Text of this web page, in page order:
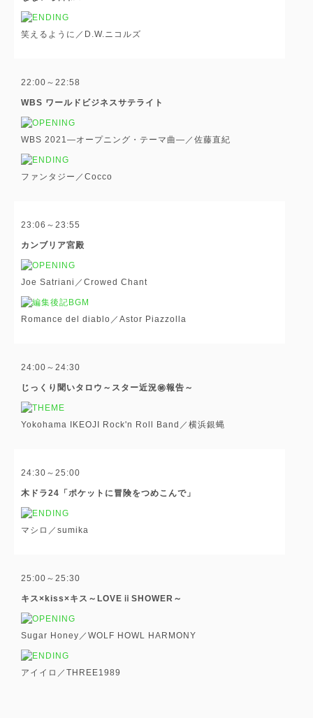
笑えるように／D.W.ニコルズ
22:00～22:58
WBS ワールドビジネスサテライト
WBS 2021―オープニング・テーマ曲―／佐藤直紀
ファンタジー／Cocco
23:06～23:55
カンブリア宮殿
Joe Satriani／Crowed Chant
Romance del diablo／Astor Piazzolla
24:00～24:30
じっくり聞いタロウ～スター近況㊙報告～
Yokohama IKEOJI Rock'n Roll Band／横浜銀蝿
24:30～25:00
木ドラ24「ポケットに冒険をつめこんで」
マシロ／sumika
25:00～25:30
キス×kiss×キス～LOVEⅱSHOWER～
Sugar Honey／WOLF HOWL HARMONY
アイイロ／THREE1989